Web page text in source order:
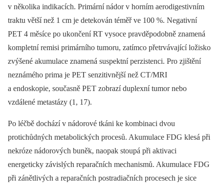
v několika indikacích. Primární nádor v horním aerodigestivním
traktu větší než 1 cm je detekován téměř ve 100 %. Negativní
PET 4 měsíce po ukončení RT vysoce pravděpodobně znamená
kompletní remisi primárního tumoru, zatímco přetrvávající ložisko
zvýšené akumulace znamená suspektní perzistenci. Pro zjištění
neznámého prima je PET senzitivnější než CT/MRI
a endoskopie, současně PET zobrazí duplexní tumor nebo
vzdálené metastázy (1, 17).
Po léčbě dochází v nádorové tkáni ke kombinaci dvou
protichůdných metabolických procesů. Akumulace FDG klesá při
nekróze nádorových buněk, naopak stoupá při aktivaci
energeticky závislých reparačních mechanismů. Akumulace FDG
při zánětlivých a reparačních postradiačních procesech je sice